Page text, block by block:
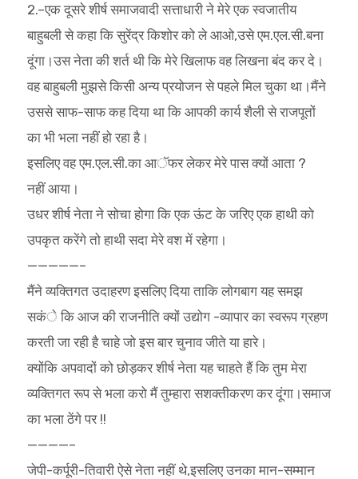
2.–एक दूसरे शीर्ष समाजवादी सत्ताधारी ने मेरे एक स्वजातीय
बाहुबली से कहा कि सुरेंद्र किशोर को ले आओ,उसे एम.एल.सी.बना
दूंगा।उस नेता की शर्त थी कि मेरे खिलाफ वह लिखना बंद कर दे।
वह बाहुबली मुझसे किसी अन्य प्रयोजन से पहले मिल चुका था।मैंने
उससे साफ-साफ कह दिया था कि आपकी कार्य शैली से राजपूतों
का भी भला नहीं हो रहा है।
इसलिए वह एम.एल.सी.का आॅफर लेकर मेरे पास क्यों आता ?
नहीं आया।
उधर शीर्ष नेता ने सोचा होगा कि एक ऊंट के जरिए एक हाथी को
उपकृत करेंगे तो हाथी सदा मेरे वश में रहेगा।
—————–
मैंने व्यक्तिगत उदाहरण इसलिए दिया ताकि लोगबाग यह समझ
सकंे कि आज की राजनीति क्यों उद्योग -व्यापार का स्वरूप ग्रहण
करती जा रही है चाहे जो इस बार चुनाव जीते या हारे।
क्योंकि अपवादों को छोड़कर शीर्ष नेता यह चाहते हैं कि तुम मेरा
व्यक्तिगत रूप से भला करो मैं तुम्हारा सशक्तीकरण कर दूंगा।समाज
का भला ठेंगे पर !!
————–
जेपी-कर्पूरी-तिवारी ऐसे नेता नहीं थे,इसलिए उनका मान-सम्मान